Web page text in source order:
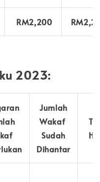
RM2,200
2023:
Jumlah
Wakaf
Sudah
Dihantar